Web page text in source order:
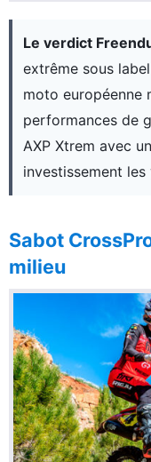
Le verdict
extrême sous
moto européenne
performances de
AXP Xtrem avec
investissement les
Sabot
milieu